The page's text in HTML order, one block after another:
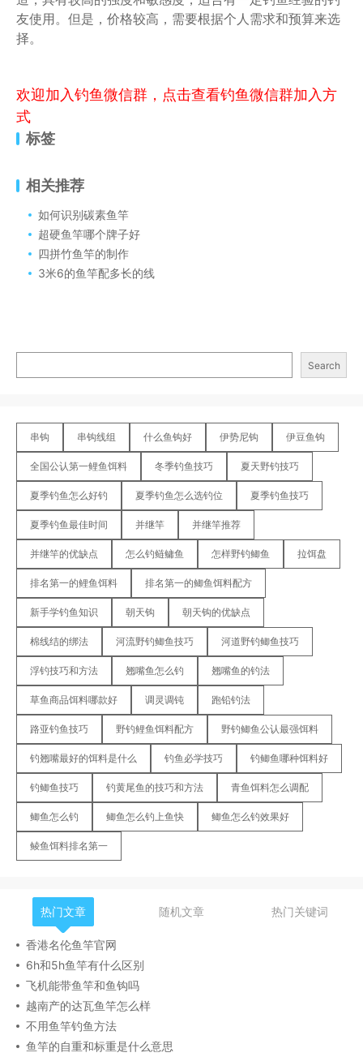
友使用。但是，价格较高，需要根据个人需求和预算来选
择。
欢迎加入钓鱼微信群，点击查看钓鱼微信群加入方
式
标签
相关推荐
如何识别碳素鱼竿
超硬鱼竿哪个牌子好
四拼竹鱼竿的制作
3米6的鱼竿配多长的线
Search
串钩 串钩线组 什么鱼钩好 伊势尼钩 伊豆鱼钩
全国公认第一鲤鱼饵料 冬季钓鱼技巧 夏天野钓技巧
夏季钓鱼怎么好钓 夏季钓鱼怎么选钓位 夏季钓鱼技巧
夏季钓鱼最佳时间 并继竿 并继竿推荐
并继竿的优缺点 怎么钓鲢鳙鱼 怎样野钓鲫鱼 拉饵盘
排名第一的鲤鱼饵料 排名第一的鲫鱼饵料配方
新手学钓鱼知识 朝天钩 朝天钩的优缺点
棉线结的绑法 河流野钓鲫鱼技巧 河道野钓鲫鱼技巧
浮钓技巧和方法 翘嘴鱼怎么钓 翘嘴鱼的钓法
草鱼商品饵料哪款好 调灵调钝 跑铅钓法
路亚钓鱼技巧 野钓鲤鱼饵料配方 野钓鲫鱼公认最强饵料
钓翘嘴最好的饵料是什么 钓鱼必学技巧 钓鲫鱼哪种饵料好
钓鲫鱼技巧 钓黄尾鱼的技巧和方法 青鱼饵料怎么调配
鲫鱼怎么钓 鲫鱼怎么钓上鱼快 鲫鱼怎么钓效果好
鲮鱼饵料排名第一
热门文章 随机文章 热门关键词
香港名伦鱼竿官网
6h和5h鱼竿有什么区别
飞机能带鱼竿和鱼钩吗
越南产的达瓦鱼竿怎么样
不用鱼竿钓鱼方法
鱼竿的自重和标重是什么意思